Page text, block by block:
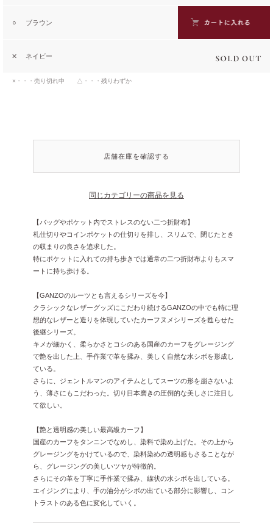
○ ブラウン
✕ ネイビー
×・・・売り切れ中 △・・・残りわずか
店舗在庫を確認する
同じカテゴリーの商品を見る
【バッグやポケット内でストレスのない二つ折財布】
札仕切りやコインポケットの仕切りを排し、スリムで、閉じたとき
の収まりの良さを追求した。
特にポケットに入れての持ち歩きでは通常の二つ折財布よりもスマ
ートに持ち歩ける。
【GANZOのルーツとも言えるシリーズを今】
クラシックなレザーグッズにこだわり続けるGANZOの中でも特に理
想的なレザーと造りを体現していたカーフヌメシリーズを甦らせた
後継シリーズ。
キメが細かく、柔らかさとコシのある国産のカーフをグレージング
で艶を出した上、手作業で革を揉み、美しく自然な水シボを形成し
ている。
さらに、ジェントルマンのアイテムとしてスーツの形を崩さないよ
う、薄さにもこだわった。切り目本磨きの圧倒的な美しさに注目し
て欲しい。
【艶と透明感の美しい最高級カーフ】
国産のカーフをタンニンでなめし、染料で染め上げた。その上から
グレージングをかけているので、染料染めの透明感もさることなが
ら、グレージングの美しいツヤが特徴的。
さらにその革を丁寧に手作業で揉み、線状の水シボを出している。
エイジングにより、手の油分がシボの出ている部分に影響し、コン
トラストのある色に変化していく。